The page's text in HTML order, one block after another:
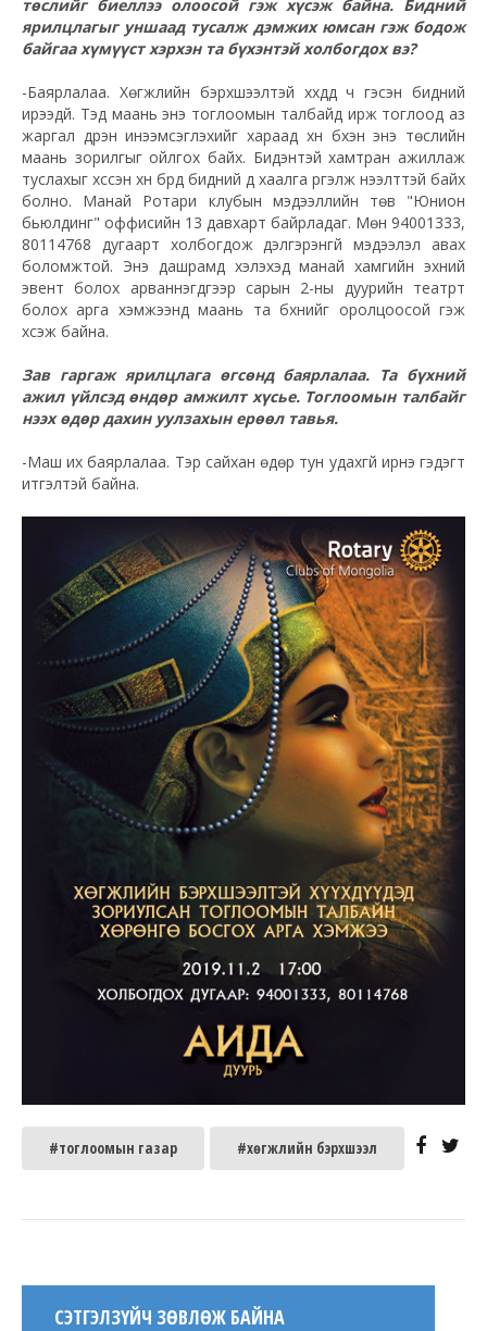
төслийг биеллээ олоосой гэж хүсэж байна. Бидний
ярилцлагыг уншаад тусалж дэмжих юмсан гэж бодож
байгаа хүмүүст хэрхэн та бүхэнтэй холбогдох вэ?
-Баярлалаа. Хөгжлийн бэрхшээлтэй хүүхдүүд ч гэсэн бидний
ирээдүй. Тэд маань энэ тоглоомын талбайд ирж тоглоод аз
жаргал дүүрэн инээмсэглэхийг хараад хүн бүхэн энэ төслийн
маань зорилгыг ойлгох байх. Бидэнтэй хамтран ажиллаж
туслахыг хүссэн хүн бүрд бидний үүд хаалга үргэлж нээлттэй байх
болно. Манай Ротари клубын мэдээллийн төв "Юнион
бьюлдинг" оффисийн 13 давхарт байрладаг. Мөн 94001333,
80114768 дугаарт холбогдож дэлгэрэнгүй мэдээлэл авах
боломжтой. Энэ дашрамд хэлэхэд манай хамгийн эхний
эвент болох арваннэгдүгээр сарын 2-ны дуурийн театрт
болох арга хэмжээнд маань та бүхнийг оролцоосой гэж
хүсэж байна.
Зав гаргаж ярилцлага өгсөнд баярлалаа. Та бүхний
ажил үйлсэд өндөр амжилт хүсье. Тоглоомын талбайг
нээх өдөр дахин уулзахын ерөөл тавья.
-Маш их баярлалаа. Тэр сайхан өдөр тун удахгүй ирнэ гэдэгт
итгэлтэй байна.
#тоглоомын газар #хөгжлийн бэрхшээл
СЭТГЭЛЗҮЙЧ ЗӨВЛӨЖ БАЙНА